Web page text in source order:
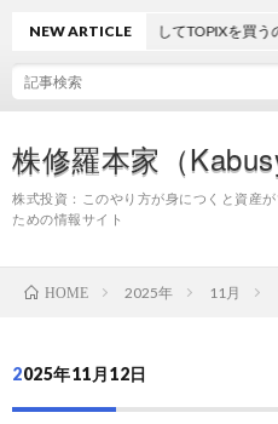
株修羅本家（
株式投資：このやり方が身につくと資産
ための情報サイト
NEW ARTICLEどうしてTOPIXを買うのか
HOME 2025年 11月
2025年11月12日